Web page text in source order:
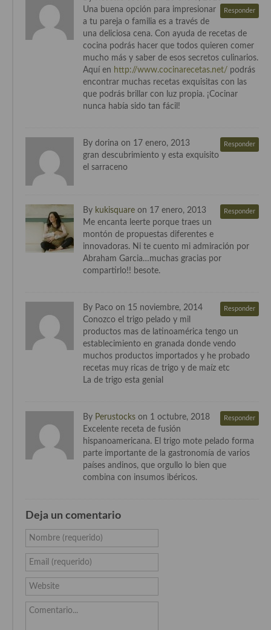
Cocina de Hawái
Cocina de Madagascar
Cocina Sudafrinaca
Cocina del Congo
Cocina Yoshoku
Cocina callejera
Cocina fusión
Cocinas de España
Cocina Andaluza
Cocina Asturiana
Cocina Canaria
Cocina Castellana
Cocina Catalana
Cocina Extremeña
Cocina Murciana
Cocina Navarra
Cocina Riojana
Cocina Valenciana
Responder
Una buena opción para impresionar
a tu pareja o familia es a través de
una deliciosa cena. Con ayuda de recetas de
cocina podrás hacer que todos quieren comer
mucho más y saber de esos secretos culinarios.
Aquí en http://www.cocinarecetas.net/ podrás
encontrar muchas recetas exquisitas con las
que podrás brillar con luz propia. ¡Cocinar
nunca había sido tan fácil!
By dorina on 17 enero, 2013 Responder
gran descubrimiento y esta exquisito
el sarraceno
By kukisquare on 17 enero, 2013 Responder
Me encanta leerte porque traes un
montón de propuestas diferentes e
innovadoras. Ni te cuento mi admiración por
Abraham Garcia…muchas gracias por
compartirlo!! besote.
By Paco on 15 noviembre, 2014 Responder
Conozco el trigo pelado y mil
productos mas de latinoamérica tengo un
establecimiento en granada donde vendo
muchos productos importados y he probado
recetas muy ricas de trigo y de maíz etc
La de trigo esta genial
By Perustocks on 1 octubre, 2018 Responder
Excelente receta de fusión
hispanoamericana. El trigo mote pelado forma
parte importante de la gastronomía de varios
países andinos, que orgullo lo bien que
combina con insumos ibéricos.
Deja un comentario
Nombre (requerido)
Email (requerido)
Website
Comentario...